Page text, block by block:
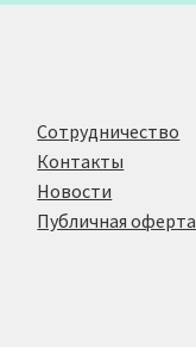
Сотрудничество
Контакты
Новости
Публичная оферта